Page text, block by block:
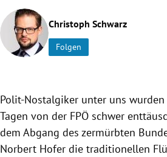
Untermenü
Christoph Schwarz
Folgen
Polit-Nostalgiker unter uns
Tagen von der FPÖ schwer
dem Abgang des zermürbten
Norbert Hofer die traditionellen